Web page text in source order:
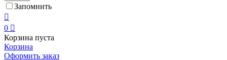
Запомнить

0 
Корзина пуста
Корзина
Оформить заказ